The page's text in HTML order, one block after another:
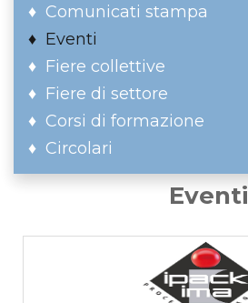
Comunicati stampa
Eventi
Fiere collettive
Fiere di settore
Corsi di formazione
Circolari
Eventi